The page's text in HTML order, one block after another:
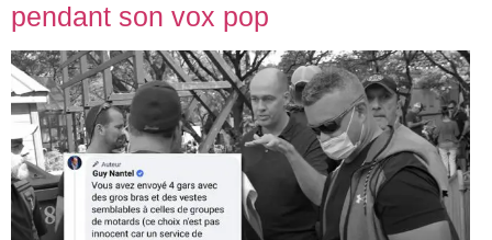
pendant son vox pop